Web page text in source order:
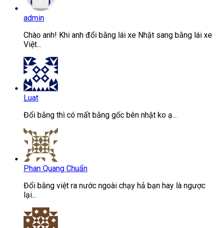
admin
Chào anh! Khi anh đổi bằng lái xe Nhật sang bằng lái xe
Việt...
Luat
Đổi bằng thì có mất bằng gốc bên nhật ko ạ...
Phan Quang Chuẩn
Đổi bằng việt ra nước ngoài chạy hả bạn hay là ngược
lại...